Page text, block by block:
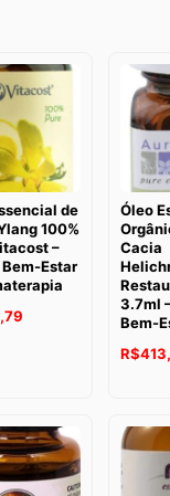
de
100%
–
Estar
Óleo
Cacia
3.7ml
Bem-
O
era:
R$